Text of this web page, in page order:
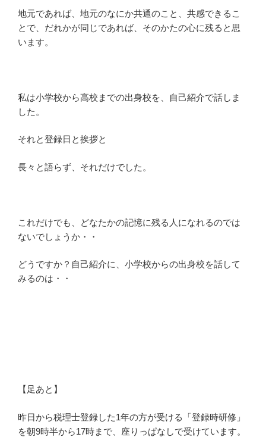
地元であれば、地元のなにか共通のこと、共感できるこ
とで、だれかが同じであれば、そのかたの心に残ると思
います。
私は小学校から高校までの出身校を、自己紹介で話しま
した。
それと登録日と挨拶と
長々と語らず、それだけでした。
これだけでも、どなたかの記憶に残る人になれるのでは
ないでしょうか・・
どうですか？自己紹介に、小学校からの出身校を話して
みるのは・・
【足あと】
昨日から税理士登録した1年の方が受ける「登録時研修」
を朝9時半から17時まで、座りっぱなしで受けています。